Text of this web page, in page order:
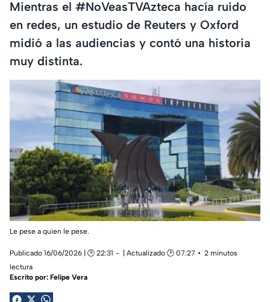
Mientras el #NoVeasTVAzteca hacía ruido
en redes, un estudio de Reuters y Oxford
midió a las audiencias y contó una historia
muy distinta.
Le pese a quien le pese.
Publicado 16/06/2026 | 🕑 22:31 | Actualizado 🕑 07:27
2 minutos
lectura
Escrito por: Felipe Vera